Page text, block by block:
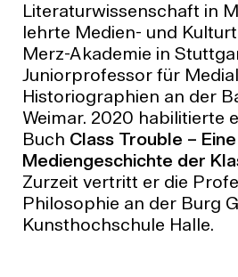
Literaturwissenschaft in
lehrte Medien- und
Merz-Akademie in
Juniorprofessor für
Historiographien an der
Weimar. 2020 habilitierte
Buch Class Trouble – Eine
Mediengeschichte der
Zurzeit vertritt er die
Philosophie an der Burg
Kunsthochschule Halle.